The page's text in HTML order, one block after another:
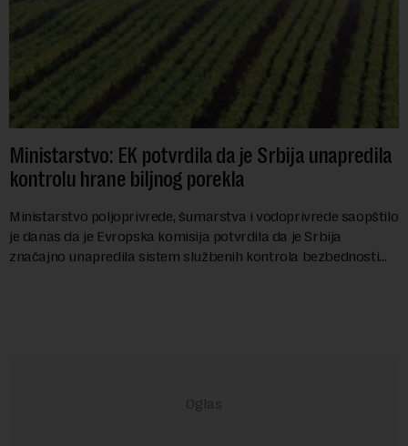
Ministarstvo: EK potvrdila da je Srbija unapredila
kontrolu hrane biljnog porekla
Ministarstvo poljoprivrede, šumarstva i vodoprivrede saopštilo
je danas da je Evropska komisija potvrdila da je Srbija
značajno unapredila sistem službenih kontrola bezbednosti